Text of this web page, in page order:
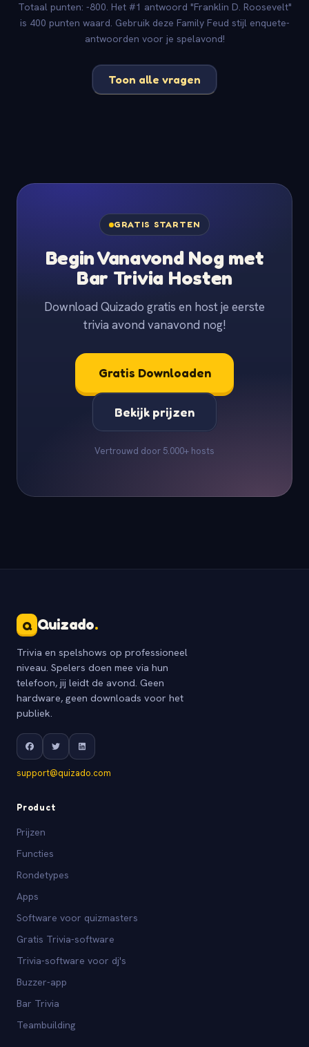
Totaal punten: -800. Het #1 antwoord "Franklin D. Roosevelt"
is 400 punten waard. Gebruik deze Family Feud stijl enquete-
antwoorden voor je spelavond!
Toon alle vragen
GRATIS STARTEN
Begin Vanavond Nog met
Bar Trivia Hosten
Download Quizado gratis en host je eerste
trivia avond vanavond nog!
Gratis Downloaden
Bekijk prijzen
Vertrouwd door 5.000+ hosts
Q Quizado.
Trivia en spelshows op professioneel
niveau. Spelers doen mee via hun
telefoon, jij leidt de avond. Geen
hardware, geen downloads voor het
publiek.
support@quizado.com
Product
Prijzen
Functies
Rondetypes
Apps
Software voor quizmasters
Gratis Trivia-software
Trivia-software voor dj's
Buzzer-app
Bar Trivia
Teambuilding